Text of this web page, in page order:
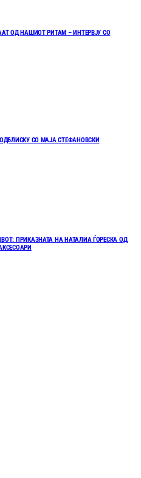
ОД НАШИОТ РИТАМ – ИНТЕРВЈУ СО
СО МАЈА СТЕФАНОВСКИ
ПРИКАЗНАТА НА НАТАЛИА ЃОРЕСКА ОД